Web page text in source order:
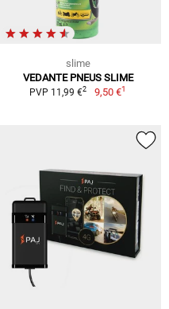
slime
VEDANTE PNEUS SLIME
PVP 11,99 €2 9,50 €1